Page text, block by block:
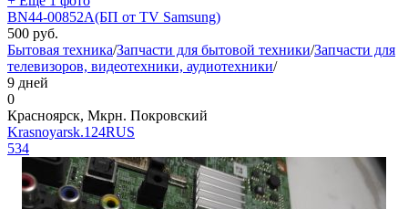
BN44-00852A(БП от TV Samsung)
500 руб.
Бытовая техника/Запчасти для бытовой техники/Запчасти для
телевизоров, видеотехники, аудиотехники/
9 дней
0
Красноярск, Мкрн. Покровский
Krasnoyarsk.124RUS
534